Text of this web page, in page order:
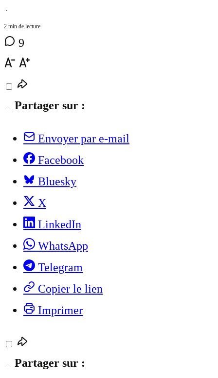
⋅
2 min de lecture
9
Partager sur :
Envoyer par e-mail
Facebook
Bluesky
X
LinkedIn
WhatsApp
Telegram
Copier le lien
Imprimer
Partager sur :